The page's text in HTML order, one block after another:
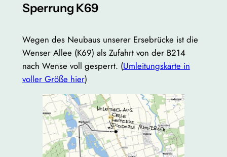
Sperrung K69
Wegen des Neubaus unserer Ersebrücke ist die
Wenser Allee (K69) als Zufahrt von der B214
nach Wense voll gesperrt. (Umleitungskarte in
voller Größe hier)